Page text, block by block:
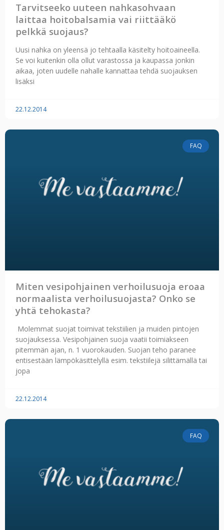
Tarvitseeko uuteen nahkasohvaan
laittaa hoitobalsamia vai riittääkö
pelkkä suojaus?
Uusi nahka on yleensä jo tehtaalla käsitelty hoitoaineella.
Se voi kuitenkin olla ollut varastossa ja kaupassa jonkin
aikaa, joten uudelle nahalle kannattaa tehdä suojauksen
lisäksi
22.12.2014
FAQ
Miten vesipohjainen verhoilusuoja eroaa
normaalista verhoilusuojasta? Onko se
yhtä tehokasta?
Molemmat suojat toimivat tekstiilien ja muiden pintojen
suojauksessa. Vesipohjainen suoja vaatii toimiakseen
pitemmän ajan, n. 1 vuorokauden. Suojan teho paranee
entisestään lämpökäsittelyllä esim. tekstiilejä silittämällä tai
jopa
22.12.2014
FAQ